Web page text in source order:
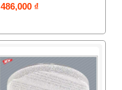
486,000 ₫